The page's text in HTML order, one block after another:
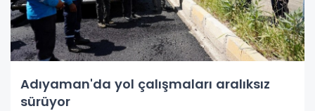
Adıyaman'da yol çalışmaları aralıksız
sürüyor